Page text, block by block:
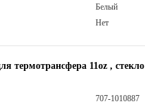
Белый
Нет
термотрансфера 11oz , стекло
707-1010887